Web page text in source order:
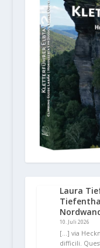
Laura
10. Juli 2026
[…] via
difficili.